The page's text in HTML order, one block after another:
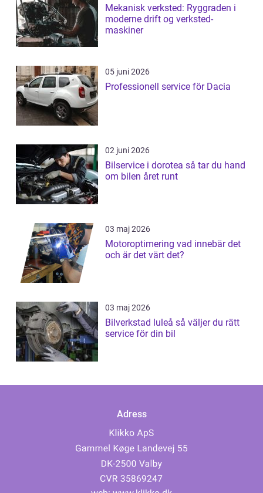
Mekanisk verksted: Ryggraden i
moderne drift og verksted-
maskiner
05 juni 2026
Professionell service för Dacia
02 juni 2026
Bilservice i dorotea så tar du hand
om bilen året runt
03 maj 2026
Motoroptimering vad innebär det
och är det värt det?
03 maj 2026
Bilverkstad luleå så väljer du rätt
service för din bil
Adress